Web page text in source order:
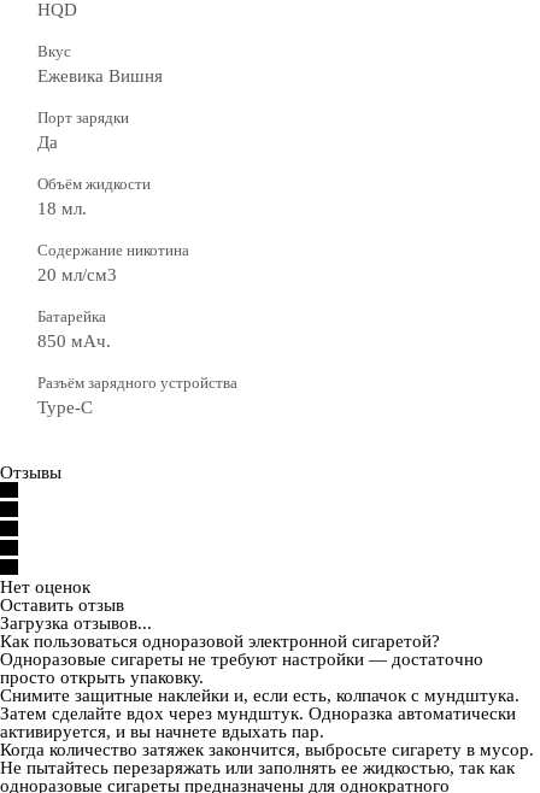
HQD
Вкус
Ежевика Вишня
Порт зарядки
Да
Объём жидкости
18 мл.
Содержание никотина
20 мл/см3
Батарейка
850 мАч.
Разъём зарядного устройства
Type-C
Отзывы
Нет оценок
Оставить отзыв
Загрузка отзывов...
Как пользоваться одноразовой электронной сигаретой?
Одноразовые сигареты не требуют настройки — достаточно
просто открыть упаковку.
Снимите защитные наклейки и, если есть, колпачок с мундштука.
Затем сделайте вдох через мундштук. Одноразка автоматически
активируется, и вы начнете вдыхать пар.
Когда количество затяжек закончится, выбросьте сигарету в мусор.
Не пытайтесь перезаряжать или заполнять ее жидкостью, так как
одноразовые сигареты предназначены для однократного